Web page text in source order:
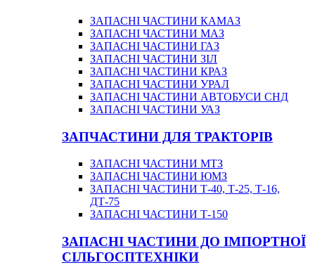
ЗАПАСНІ ЧАСТИНИ КАМАЗ
ЗАПАСНІ ЧАСТИНИ МАЗ
ЗАПАСНІ ЧАСТИНИ ГАЗ
ЗАПАСНІ ЧАСТИНИ ЗІЛ
ЗАПАСНІ ЧАСТИНИ КРАЗ
ЗАПАСНІ ЧАСТИНИ УРАЛ
ЗАПАСНІ ЧАСТИНИ АВТОБУСИ СНД
ЗАПАСНІ ЧАСТИНИ УАЗ
ЗАПЧАСТИНИ ДЛЯ ТРАКТОРІВ
ЗАПАСНІ ЧАСТИНИ МТЗ
ЗАПАСНІ ЧАСТИНИ ЮМЗ
ЗАПАСНІ ЧАСТИНИ Т-40, Т-25, Т-16,
ДТ-75
ЗАПАСНІ ЧАСТИНИ Т-150
ЗАПАСНІ ЧАСТИНИ ДО ІМПОРТНОЇ
СІЛЬГОСПТЕХНІКИ